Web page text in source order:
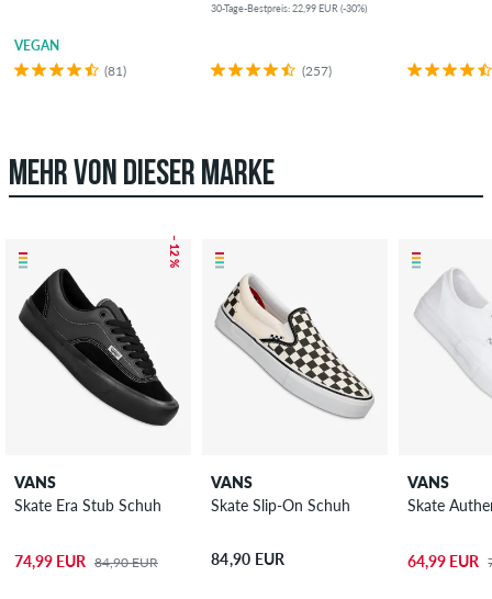
VEGAN
(81)
30-Tage-Bestpreis: 22,99 EUR (-30%)
(257)
MEHR VON DIESER MARKE
– 12 %
VANS
Skate Era Stub Schuh
74,99 EUR 84,90 EUR
VANS
Skate Slip-On Schuh
84,90 EUR
VANS
Skate
64,99 EUR